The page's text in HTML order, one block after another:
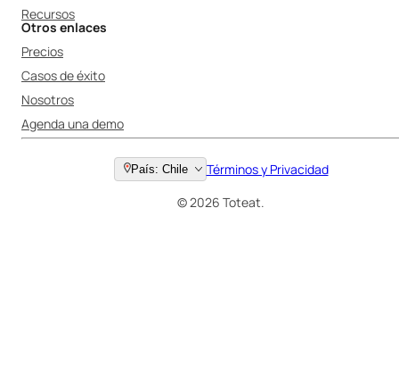
Recursos
Otros enlaces
Precios
Casos de éxito
Nosotros
Agenda una demo
País: Chile
Términos y Privacidad
© 2026 Toteat.